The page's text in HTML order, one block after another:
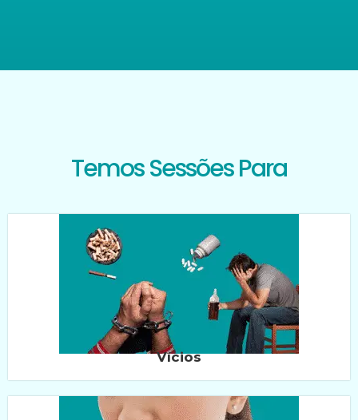
Temos Sessões Para
Vícios